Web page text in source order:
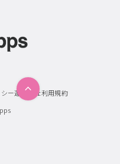
ー運営会社利用規約